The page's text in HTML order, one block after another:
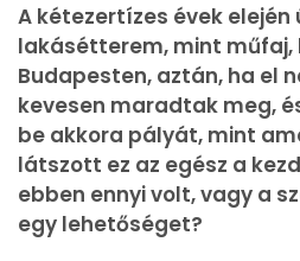
A kétezertízes évek elején
lakásétterem, mint műfaj,
Budapesten, aztán, ha el
kevesen maradtak meg,
be akkora pályát, mint
látszott ez az egész a
ebben ennyi volt, vagy a
egy lehetőséget?